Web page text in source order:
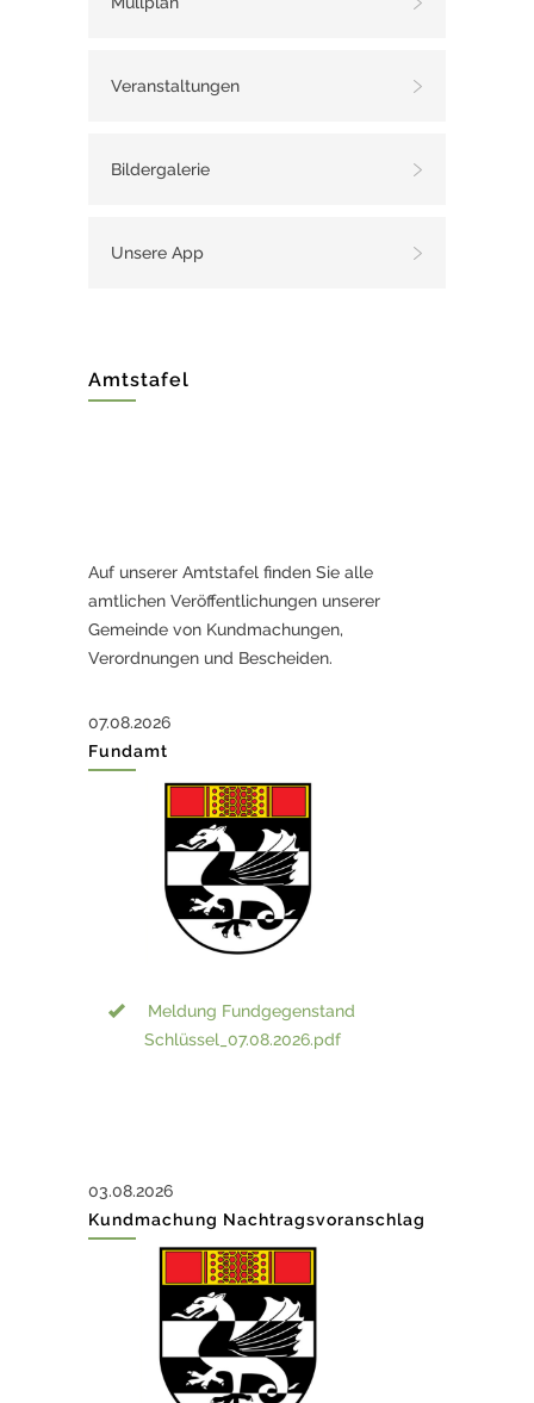
Beschränkung während der
Gewichtsbeschränkung.pdf
Lustbarkeitsabgabeverordnung.pdf
Teufenbach.pdf
Verordnung_Übertragung von
Angelegenheiten an den
Gemeindevorstand.pdf
Verordnung_Änderung der
Geflügelpest.pdf
Wir suchen InterviewerInnen -
IFES.pdf
Veranstaltungen
Bildergalerie
Unsere App
Amtstafel
Auf unserer Amtstafel finden Sie alle
amtlichen Veröffentlichungen unserer
Gemeinde von Kundmachungen,
Verordnungen und Bescheiden.
07.08.2026
Fundamt
Meldung Fundgegenstand
Schlüssel_07.08.2026.pdf
03.08.2026
Kundmachung Nachtragsvoranschlag